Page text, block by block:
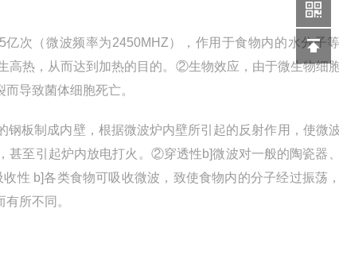
次（微波频率为2450MHZ），作用于食物内的水分子
热，从而达到加热的目的。 ②生物效应，由于微生物细
导致菌体细胞死亡。
板制成内壁，根据微波炉内壁所引起的反射作用，使微
至引起炉内放电打火。 ②穿透性b]微波对一般的陶瓷器
收性 b]各类食物可吸收微波，致使食物内的分子经过振荡
所不同。